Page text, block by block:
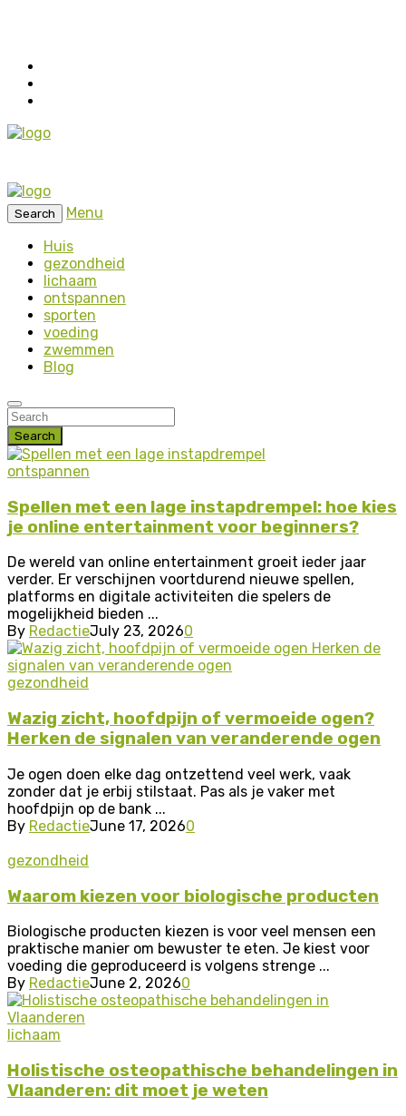
Search
Menu
Huis
gezondheid
lichaam
ontspannen
sporten
voeding
zwemmen
Blog
Search
ontspannen
Spellen met een lage instapdrempel: hoe kies
je online entertainment voor beginners?
De wereld van online entertainment groeit ieder jaar
verder. Er verschijnen voortdurend nieuwe spellen,
platforms en digitale activiteiten die spelers de
mogelijkheid bieden ...
By RedactieJuly 23, 20260
gezondheid
Wazig zicht, hoofdpijn of vermoeide ogen?
Herken de signalen van veranderende ogen
Je ogen doen elke dag ontzettend veel werk, vaak
zonder dat je erbij stilstaat. Pas als je vaker met
hoofdpijn op de bank ...
By RedactieJune 17, 20260
gezondheid
Waarom kiezen voor biologische producten
Biologische producten kiezen is voor veel mensen een
praktische manier om bewuster te eten. Je kiest voor
voeding die geproduceerd is volgens strenge ...
By RedactieJune 2, 20260
lichaam
Holistische osteopathische behandelingen in
Vlaanderen: dit moet je weten